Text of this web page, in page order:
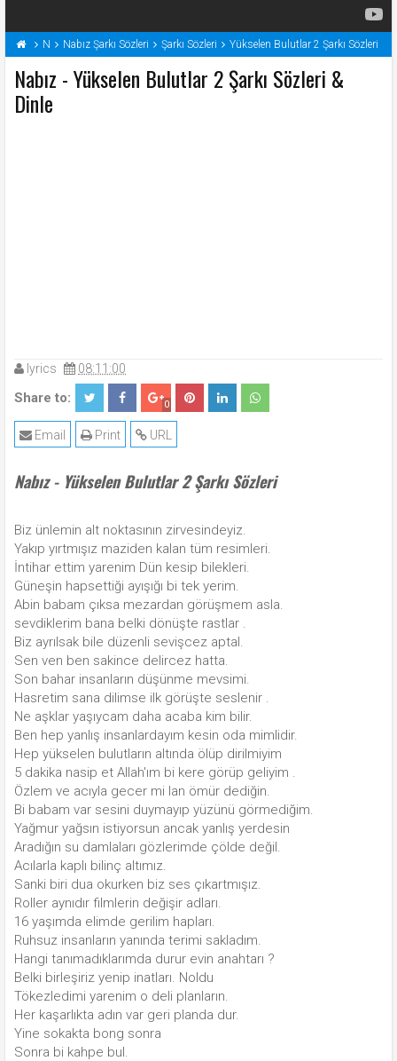
N Nabız Şarkı Sözleri Şarkı Sözleri Yükselen Bulutlar 2 Şarkı Sözleri
Nabız - Yükselen Bulutlar 2 Şarkı Sözleri &
Dinle
lyrics 08:11:00
Share to: 0
URL
Print
Email
Nabız - Yükselen Bulutlar 2 Şarkı Sözleri
Biz ünlemin alt noktasının zirvesindeyiz.
Yakıp yırtmışız maziden kalan tüm resimleri.
İntihar ettim yarenim Dün kesip bilekleri.
Güneşin hapsettiği ayışığı bi tek yerim.
Abin babam çıksa mezardan görüşmem asla.
sevdiklerim bana belki dönüşte rastlar .
Biz ayrılsak bile düzenli sevişcez aptal.
Sen ven ben sakince delircez hatta.
Son bahar insanların düşünme mevsimi.
Hasretim sana dilimse ilk görüşte seslenir .
Ne aşklar yaşıycam daha acaba kim bilir.
Ben hep yanlış insanlardayım kesin oda mimlidir.
Hep yükselen bulutların altında ölüp dirilmiyim
5 dakika nasip et Allah'ım bi kere görüp geliyim .
Özlem ve acıyla gecer mi lan ömür dediğin.
Bi babam var sesini duymayıp yüzünü görmediğim.
Yağmur yağsın istiyorsun ancak yanlış yerdesin
Aradığın su damlaları gözlerimde çölde değil.
Acılarla kaplı bilinç altımız.
Sanki biri dua okurken biz ses çıkartmışız.
Roller aynıdır filmlerin değişir adları.
16 yaşımda elimde gerilim hapları.
Ruhsuz insanların yanında terimi sakladım.
Hangi tanımadıklarımda durur evin anahtarı ?
Belki birleşiriz yenip inatları. Noldu
Tökezledimi yarenim o deli planların.
Her kaşarlıkta adın var geri planda dur.
Yine sokakta bong sonra
Sonra bi kahpe bul.